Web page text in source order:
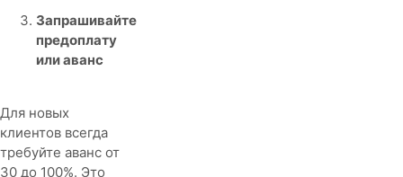
Запрашивайте
предоплату
или аванс
Для новых
клиентов всегда
требуйте аванс от
30 до 100%. Это